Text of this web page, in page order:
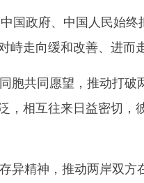
政府、中国人民始终
峙走向缓和改善、进
同愿望，推动打破两
，相互往来日益密切
神，推动两岸双方在